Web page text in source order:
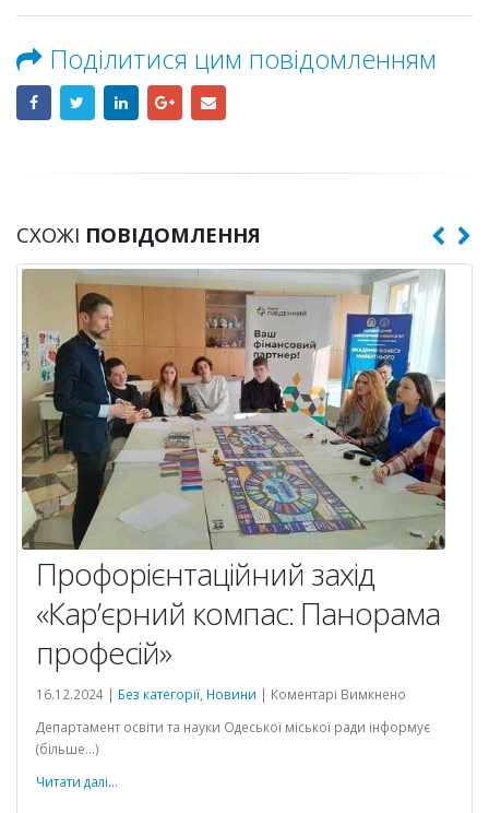
Поділитися цим повідомленням
СХОЖІ ПОВІДОМЛЕННЯ
Профорієнтаційний захід
«Кар’єрний компас: Панорама
професій»
16.12.2024 | Без категорії Новини | Коментарі Вимкнено
захід
Департамент освіти та науки Одеської міської ради інформує
(більше…)
Читати далі...